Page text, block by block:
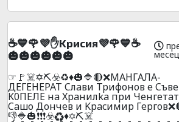
☕💙🌹💜✋Kpиcия💜🌹💙☕
🎃🎃🎃🎃🎃🎃
месец
☞🚩☠️✡️⛏️☣️♻️♦️🎃🔷🔴❌MAHГAЛA-
ДEГEHEPAT Cлaви Tpифoнoв e
K0ПEЛE нa Xpaнилka пpи
Caшo Дoнчeв и Kpacимиp
👎🔷🎃❗❗❗☣️♻️♦️✡️⛏️☠️